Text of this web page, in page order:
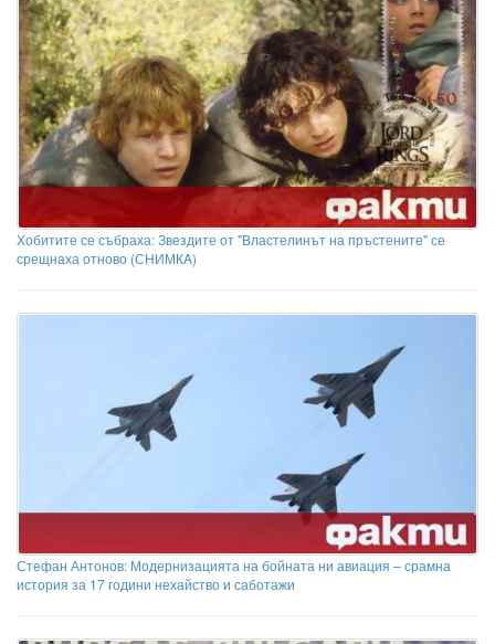
Хобитите се събраха: Звездите от "Властелинът на пръстените" се
срещнаха отново (СНИМКA)
Стефан Антонов: Модернизацията на бойната ни авиация – срамна
история за 17 години нехайство и саботажи